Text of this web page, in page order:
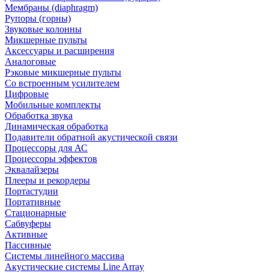
Мембраны (diaphragm)
Рупоры (горны)
Звуковые колонны
Микшерные пульты
Аксессуары и расширения
Аналоговые
Рэковые микшерные пульты
Со встроенным усилителем
Цифровые
Мобильные комплекты
Обработка звука
Динамическая обработка
Подавители обратной акустической связи
Процессоры для АС
Процессоры эффектов
Эквалайзеры
Плееры и рекордеры
Портастудии
Портативные
Стационарные
Сабвуферы
Активные
Пассивные
Системы линейного массива
Акустические системы Line Array